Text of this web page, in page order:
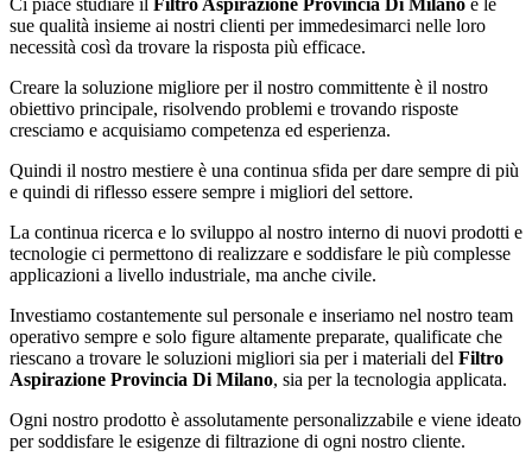
sue qualità insieme ai nostri clienti per immedesimarci nelle loro
necessità così da trovare la risposta più efficace.
Creare la soluzione migliore per il nostro committente è il nostro
obiettivo principale, risolvendo problemi e trovando risposte
cresciamo e acquisiamo competenza ed esperienza.
Quindi il nostro mestiere è una continua sfida per dare sempre di più
e quindi di riflesso essere sempre i migliori del settore.
La continua ricerca e lo sviluppo al nostro interno di nuovi prodotti e
tecnologie ci permettono di realizzare e soddisfare le più complesse
applicazioni a livello industriale, ma anche civile.
Investiamo costantemente sul personale e inseriamo nel nostro team
operativo sempre e solo figure altamente preparate, qualificate che
riescano a trovare le soluzioni migliori sia per i materiali del Filtro
Aspirazione Provincia Di Milano, sia per la tecnologia applicata.
Ogni nostro prodotto è assolutamente personalizzabile e viene ideato
per soddisfare le esigenze di filtrazione di ogni nostro cliente.